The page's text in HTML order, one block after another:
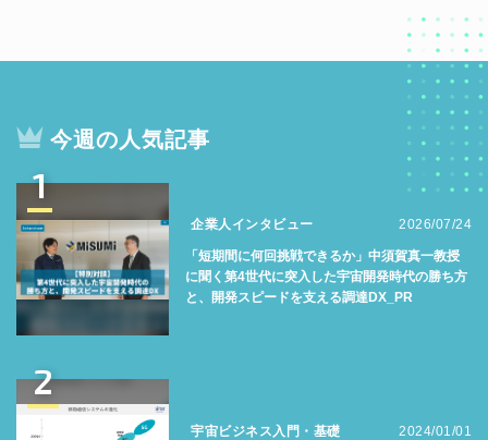
今週の人気記事
1
企業人インタビュー 2026/07/24
「短期間に何回挑戦できるか」中須賀真一教授
に聞く第4世代に突入した宇宙開発時代の勝ち方
と、開発スピードを支える調達DX_PR
2
宇宙ビジネス入門・基礎 2024/01/01